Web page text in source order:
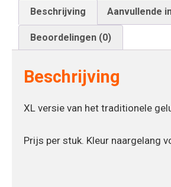
Beschrijving Aanvullende
Beoordelingen (0)
Beschrijving
XL versie van het traditionele
Prijs per stuk. Kleur naargelang